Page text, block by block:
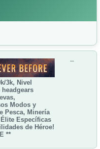
3k, Nivel
headgears
Modos y
Pesca, Minería
Específicas
de Héroe!
**
--